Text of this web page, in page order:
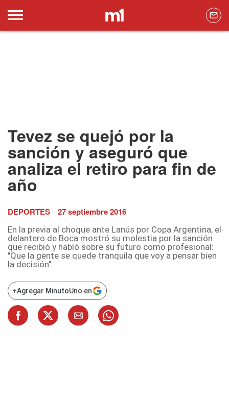
Tevez se quejó por la
sanción y aseguró que
analiza el retiro para fin de
año
DEPORTES 27 septiembre 2016
En la previa al choque ante Lanús por Copa Argentina, el
delantero de Boca mostró su molestia por la sanción
que recibió y habló sobre su futuro como profesional:
"Que la gente se quede tranquila que voy a pensar bien
la decisión".
+Agregar MinutoUno en